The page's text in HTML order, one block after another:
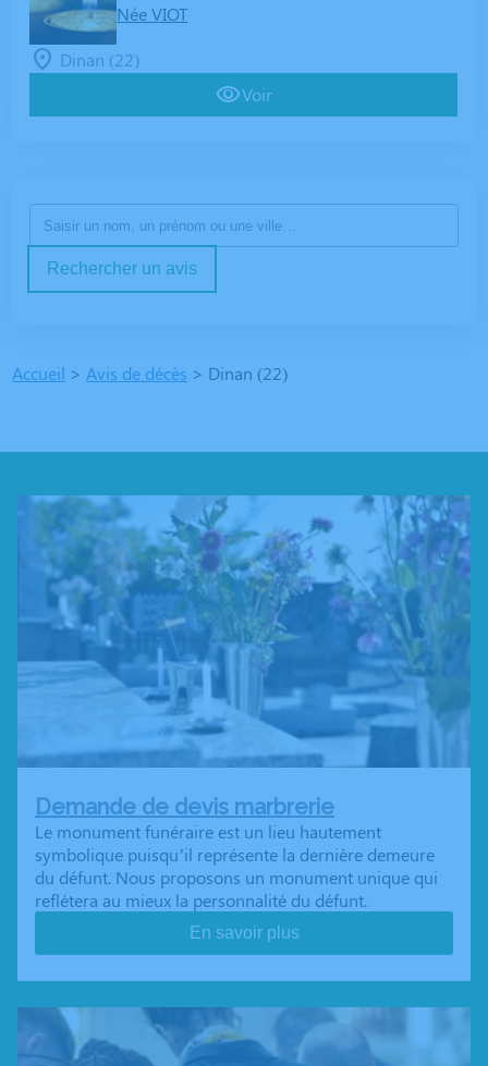
Née VIOT
Dinan (22)
Voir
Rechercher un avis
Accueil > Avis de décès > Dinan (22)
Demande de devis marbrerie
Le monument funéraire est un lieu hautement
symbolique puisqu’il représente la dernière demeure
du défunt. Nous proposons un monument unique qui
reflétera au mieux la personnalité du défunt.
En savoir plus